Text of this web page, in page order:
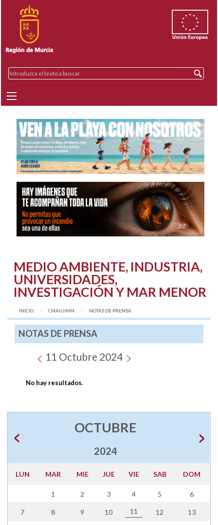
MEDIO AMBIENTE, INDUSTRIA,
UNIVERSIDADES,
INVESTIGACIÓN Y MAR MENOR
INICIO CMAIUIMM AQUÍ:
NOTAS DE PRENSA
NOTAS DE PRENSA
11 Octubre 2024
No hay resultados.
OCTUBRE
2024
LUN MAR MIE JUE VIE SAB DOM
1 2 3 4 5 6
7 8 9 10 11 12 13